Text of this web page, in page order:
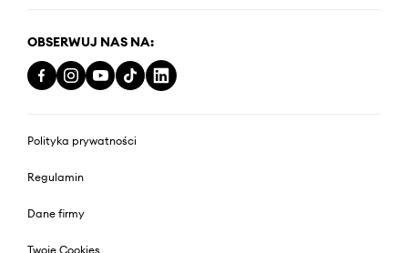
OBSERWUJ NAS NA:
Polityka prywatności
Regulamin
Dane firmy
Twoje Cookies